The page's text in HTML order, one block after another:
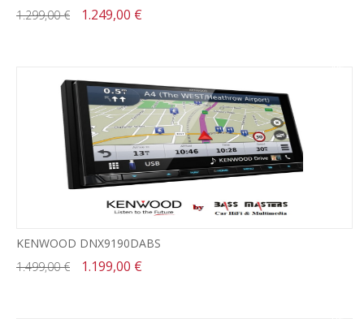
1.299,00 €
1.249,00 €
KENWOOD DNX9190DABS
1.499,00 €
1.199,00 €